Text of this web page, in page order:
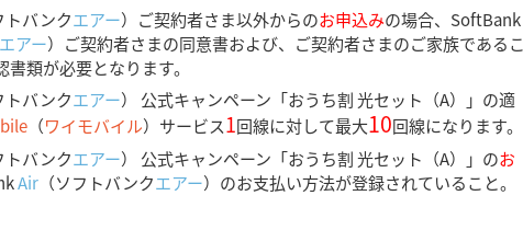
トバンクエアー）ご契約者さま以外からのお申込みの場合、SoftBank
エアー）ご契約者さまの同意書および、ご契約者さまのご家族であるこ
類が必要となります。
トバンクエアー） 公式キャンペーン「おうち割 光セット（A）」の適
（ワイモバイル）サービス1回線に対して最大10回線になります。
トバンクエアー） 公式キャンペーン「おうち割 光セット（A）」のお
Air （ソフトバンクエアー）のお支払い方法が登録されていること。